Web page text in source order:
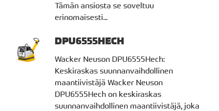
Tämän ansiosta se soveltuu
erinomaisesti...
DPU6555HECH
Wacker Neuson DPU6555Hech:
Keskiraskas suunnanvaihdollinen
maantiivistäjä Wacker Neuson
DPU6555Hech on keskiraskas
suunnanvaihdollinen maantiivistäjä, joka